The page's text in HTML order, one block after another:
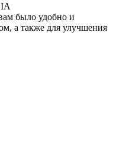
было удобно и
а также для улучшения